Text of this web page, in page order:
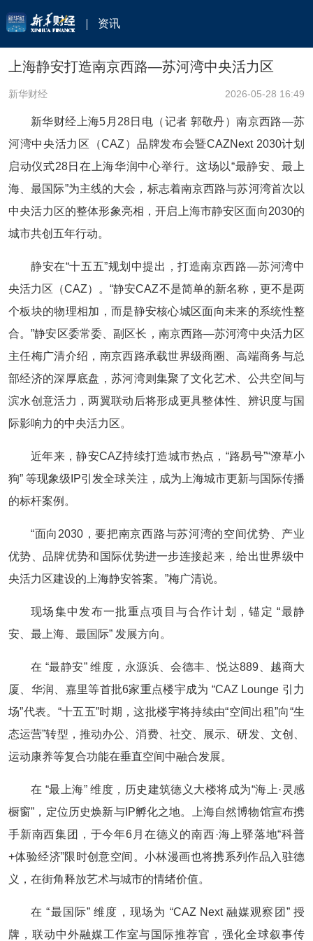
资讯
上海静安打造南京西路—苏河湾中央活力区
新华财经 2026-05-28 16:49
新华财经上海5月28日电（记者 郭敬丹）南京西路—苏
河湾中央活力区（CAZ）品牌发布会暨CAZNext 2030计划
启动仪式28日在上海华润中心举行。这场以“最静安、最上
海、最国际”为主线的大会，标志着南京西路与苏河湾首次以
中央活力区的整体形象亮相，开启上海市静安区面向2030的
城市共创五年行动。
静安在“十五五”规划中提出，打造南京西路—苏河湾中
央活力区（CAZ）。“静安CAZ不是简单的新名称，更不是两
个板块的物理相加，而是静安核心城区面向未来的系统性整
合。”静安区委常委、副区长，南京西路—苏河湾中央活力区
主任梅广清介绍，南京西路承载世界级商圈、高端商务与总
部经济的深厚底盘，苏河湾则集聚了文化艺术、公共空间与
滨水创意活力，两翼联动后将形成更具整体性、辨识度与国
际影响力的中央活力区。
近年来，静安CAZ持续打造城市热点，“路易号”“潦草小
狗” 等现象级IP引发全球关注，成为上海城市更新与国际传播
的标杆案例。
“面向2030，要把南京西路与苏河湾的空间优势、产业
优势、品牌优势和国际优势进一步连接起来，给出世界级中
央活力区建设的上海静安答案。”梅广清说。
现场集中发布一批重点项目与合作计划，锚定 “最静
安、最上海、最国际” 发展方向。
在 “最静安” 维度，永源浜、会德丰、悦达889、越商大
厦、华润、嘉里等首批6家重点楼宇成为 “CAZ Lounge 引力
场”代表。“十五五”时期，这批楼宇将持续由“空间出租”向“生
态运营”转型，推动办公、消费、社交、展示、研发、文创、
运动康养等复合功能在垂直空间中融合发展。
在 “最上海” 维度，历史建筑德义大楼将成为“海上·灵感
橱窗”，定位历史焕新与IP孵化之地。上海自然博物馆宣布携
手新南西集团，于今年6月在德义的南西·海上驿落地“科普
+体验经济”限时创意空间。小林漫画也将携系列作品入驻德
义，在街角释放艺术与城市的情绪价值。
在 “最国际” 维度，现场为 “CAZ Next 融媒观察团” 授
牌，联动中外融媒工作室与国际推荐官，强化全球叙事传